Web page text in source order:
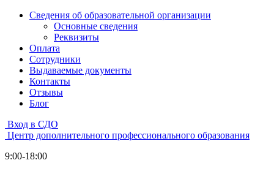
Сведения об образовательной организации
Основные сведения
Реквизиты
Оплата
Сотрудники
Выдаваемые документы
Контакты
Отзывы
Блог
Вход в СДО
Центр дополнительного профессионального образования
9:00-18:00